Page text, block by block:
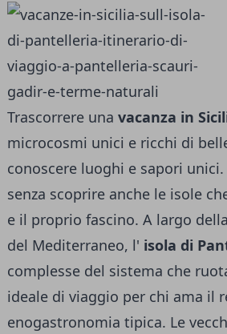
Trascorrere una vacanza in
microcosmi unici e ricchi di
conoscere luoghi e sapori
senza scoprire anche le isole
e il proprio fascino. A largo
del Mediterraneo, l' isola di
complesse del sistema che
ideale di viaggio per chi ama il
enogastronomia tipica. Le